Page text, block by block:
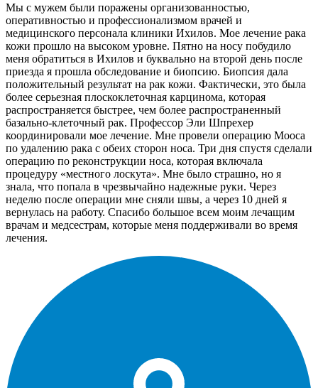
Мы с мужем были поражены организованностью,
оперативностью и профессионализмом врачей и
медицинского персонала клиники Ихилов. Мое лечение рака
кожи прошло на высоком уровне. Пятно на носу побудило
меня обратиться в Ихилов и буквально на второй день после
приезда я прошла обследование и биопсию. Биопсия дала
положительный результат на рак кожи. Фактически, это была
более серьезная плоскоклеточная карцинома, которая
распространяется быстрее, чем более распространенный
базально-клеточный рак. Профессор Эли Шпрехер
координировали мое лечение. Мне провели операцию Мооса
по удалению рака с обеих сторон носа. Три дня спустя сделали
операцию по реконструкции носа, которая включала
процедуру «местного лоскута». Мне было страшно, но я
знала, что попала в чрезвычайно надежные руки. Через
неделю после операции мне сняли швы, а через 10 дней я
вернулась на работу. Спасибо большое всем моим лечащим
врачам и медсестрам, которые меня поддерживали во время
лечения.